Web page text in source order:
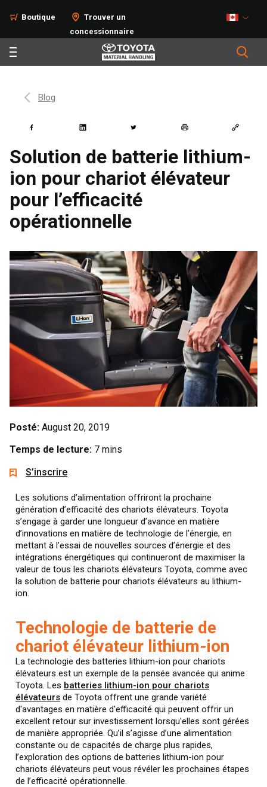
Boutique
Trouver un
concessionnaire
Blog
Solution de batterie lithium-
ion pour chariot élévateur
pour l’efficacité
opérationnelle
Posté: August 20, 2019
Temps de lecture: 7 mins
S’inscrire
Les solutions d’alimentation offriront la prochaine
génération d’efficacité des chariots élévateurs. Toyota
s’engage à garder une longueur d’avance en matière
d’innovations en matière de technologie de l’énergie, en
mettant à l’essai de nouvelles sources d’énergie et des
intégrations énergétiques qui continueront de maximiser la
valeur de tous les chariots élévateurs Toyota, comme avec
la solution de batterie pour chariots élévateurs au lithium-
ion.
Technologie de batterie de
chariot élévateur lithium-ion
La technologie des batteries lithium-ion pour chariots
élévateurs est un exemple de la pensée avancée qui anime
Toyota. Les batteries lithium-ion pour chariots
élévateurs de Toyota offrent une grande variété
d'avantages en matière d'efficacité qui peuvent offrir un
excellent retour sur investissement lorsqu'elles sont gérées
de manière appropriée. Qu’il s’agisse d’une alimentation
constante ou de capacités de charge plus rapides,
l’exploration des options de batteries lithium-ion pour
chariots élévateurs peut vous révéler les prochaines étapes
de l’efficacité opérationnelle.